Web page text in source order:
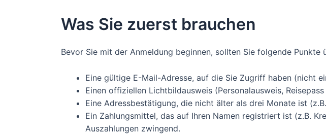
Was Sie zuerst brauchen
Bevor Sie mit der Anmeldung beginnen, sollten Sie folgende Punkte
Eine gültige E-Mail-Adresse, auf die Sie Zugriff haben (nicht
Einen offiziellen Lichtbildausweis (Personalausweis,
Eine Adressbestätigung, die nicht älter als drei Monate ist
Ein Zahlungsmittel, das auf Ihren Namen registriert ist (z.B.
Auszahlungen zwingend.